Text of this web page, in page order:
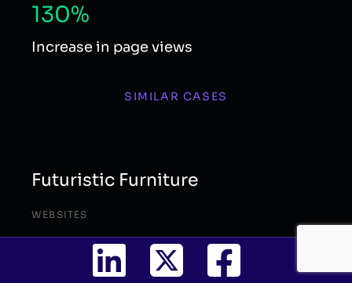
130%
Increase in page views
SIMILAR CASES
Futuristic Furniture
WEBSITES